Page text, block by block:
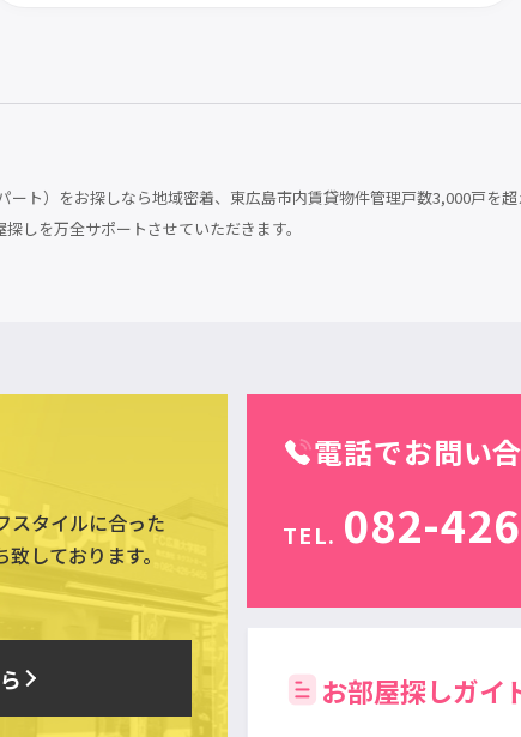
ト）をお探しなら地域密着、東広島市内賃貸物件管理戸数3,000戸を
しを万全サポートさせていただきます。
スタイルに合った
しております。
電話でお問い
TEL. 082-
お部屋探しガイ